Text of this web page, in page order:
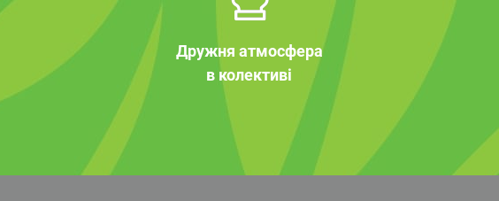
Дружня атмосфера
в колективі